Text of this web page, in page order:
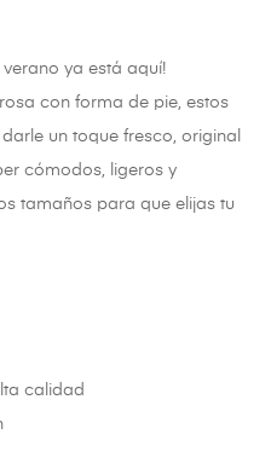
ya está aquí!
con forma de pie, estos
un toque fresco, original
cómodos, ligeros y
tamaños para que elijas tu
calidad